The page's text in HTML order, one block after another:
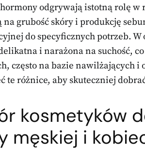
odgrywają istotną rolę w
na grubość skóry i produkcję
do specyficznych potrzeb.
i narażona na suchość,
często na bazie nawilżających i
te różnice, aby skuteczniej
kosmetyków
męskiej i